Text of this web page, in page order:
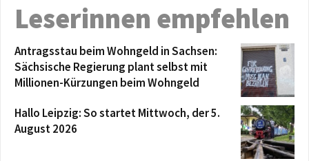
Leserinnen empfehlen
Antragsstau beim Wohngeld in Sachsen:
Sächsische Regierung plant selbst mit
Millionen-Kürzungen beim Wohngeld
Hallo Leipzig: So startet Mittwoch, der 5.
August 2026